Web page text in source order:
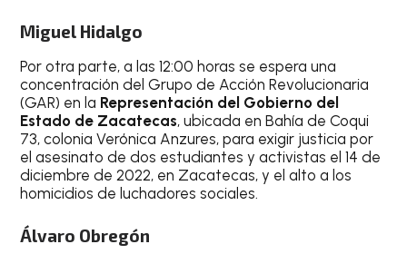
Miguel Hidalgo
Por otra parte, a las 12:00 horas se espera una
concentración del Grupo de Acción Revolucionaria
(GAR) en la Representación del Gobierno del
Estado de Zacatecas, ubicada en Bahía de Coqui
73, colonia Verónica Anzures, para exigir justicia por
el asesinato de dos estudiantes y activistas el 14 de
diciembre de 2022, en Zacatecas, y el alto a los
homicidios de luchadores sociales.
Álvaro Obregón